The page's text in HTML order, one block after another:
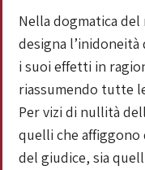
Nella dogmatica
designa
i suoi effetti in
riassumendo tutte
Per vizi di nullità
quelli che
del giudice, sia